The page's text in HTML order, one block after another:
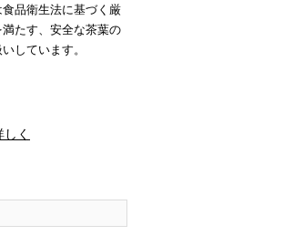
品衛生法に基づく厳
たす、安全な茶葉の
しています。
く